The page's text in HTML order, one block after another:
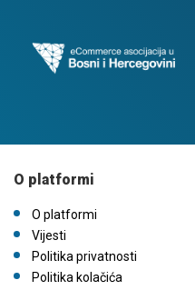
O platformi
O platformi
Vijesti
Politika privatnosti
Politika kolačića